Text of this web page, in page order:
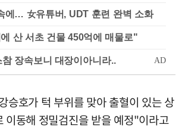
에… 女유튜버, UDT 훈련 완벽 소화
산 서초 건물 450억에 매물로"
승호가 턱 부위를 맞아 출혈이 있는 상
이동해 정밀검진을 받을 예정"이라고